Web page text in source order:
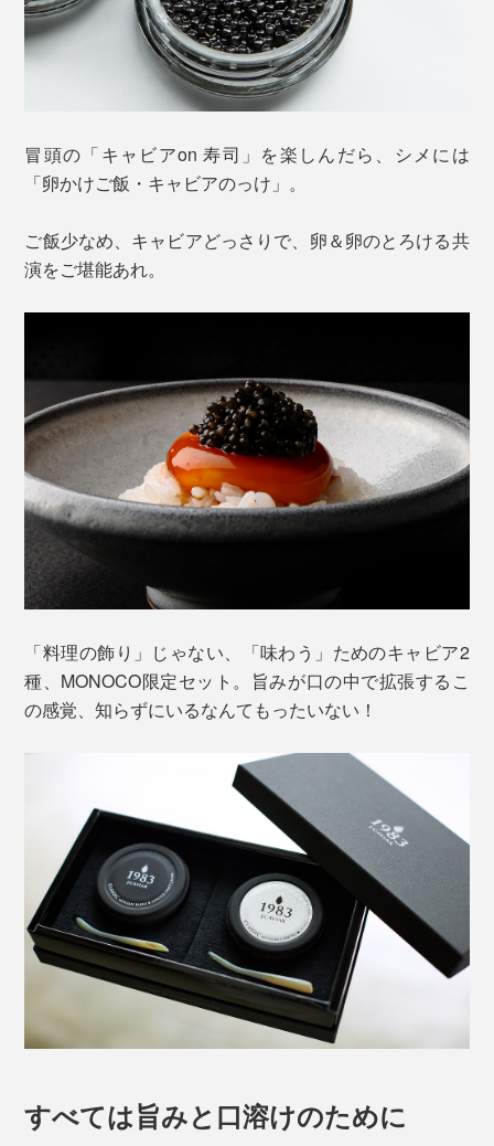
冒頭の「キャビアon 寿司」を楽しんだら、シメには
「卵かけご飯・キャビアのっけ」。
ご飯少なめ、キャビアどっさりで、卵＆卵のとろける共
演をご堪能あれ。
「料理の飾り」じゃない、「味わう」ためのキャビア2
種、MONOCO限定セット。旨みが口の中で拡張するこ
の感覚、知らずにいるなんてもったいない！
すべては旨みと口溶けのために